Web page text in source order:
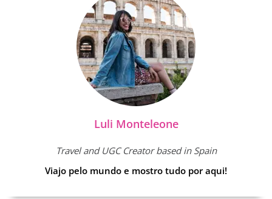
Luli Monteleone
Travel and UGC Creator based in Spain
Viajo pelo mundo e mostro tudo por aqui!